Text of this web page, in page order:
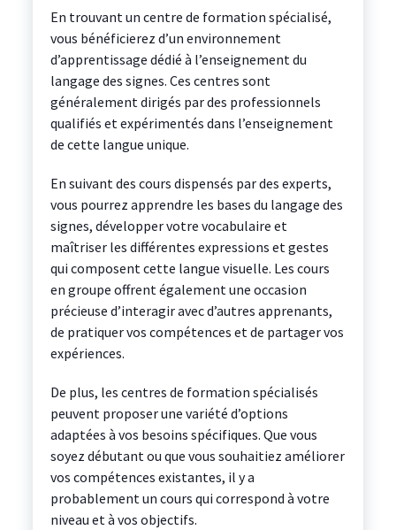
En trouvant un centre de formation spécialisé,
vous bénéficierez d’un environnement
d’apprentissage dédié à l’enseignement du
langage des signes. Ces centres sont
généralement dirigés par des professionnels
qualifiés et expérimentés dans l’enseignement
de cette langue unique.
En suivant des cours dispensés par des experts,
vous pourrez apprendre les bases du langage des
signes, développer votre vocabulaire et
maîtriser les différentes expressions et gestes
qui composent cette langue visuelle. Les cours
en groupe offrent également une occasion
précieuse d’interagir avec d’autres apprenants,
de pratiquer vos compétences et de partager vos
expériences.
De plus, les centres de formation spécialisés
peuvent proposer une variété d’options
adaptées à vos besoins spécifiques. Que vous
soyez débutant ou que vous souhaitiez améliorer
vos compétences existantes, il y a
probablement un cours qui correspond à votre
niveau et à vos objectifs.